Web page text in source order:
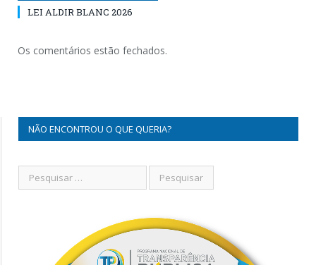
LEI ALDIR BLANC 2026
Os comentários estão fechados.
NÃO ENCONTROU O QUE QUERIA?